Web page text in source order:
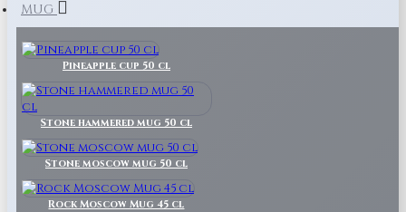
MUG
Pineapple cup 50 cl
Stone hammered mug 50 cl
Stone moscow mug 50 cl
Rock Moscow Mug 45 cl